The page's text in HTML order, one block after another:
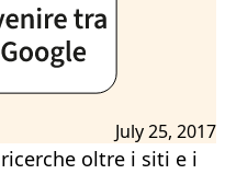
July 25, 2017
oltre i siti e i